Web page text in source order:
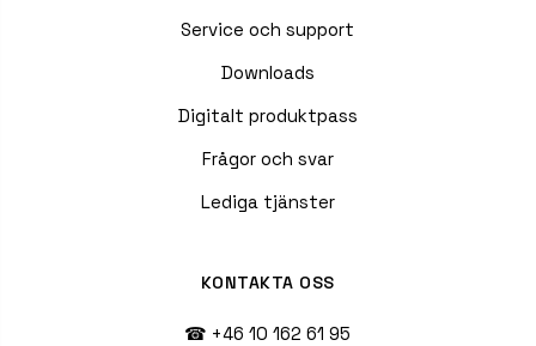
Service och support
Downloads
Digitalt produktpass
Frågor och svar
Lediga tjänster
KONTAKTA OSS
☎ +46 10 162 61 95